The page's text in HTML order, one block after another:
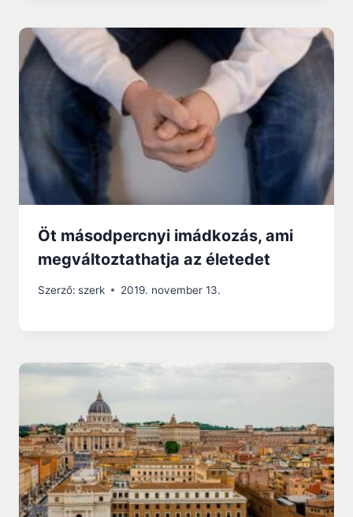
Öt másodpercnyi imádkozás, ami
megváltoztathatja az életedet
Szerző: szerk 2019. november 13.